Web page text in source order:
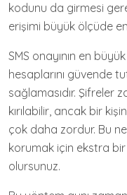
kodunu da girmesi
erişimi büyük ölçüde
SMS onayının en
hesaplarını güvende
sağlamasıdır. Şifreler
kırılabilir, ancak bir
çok daha zordur. Bu
korumak için ekstra
olursunuz.